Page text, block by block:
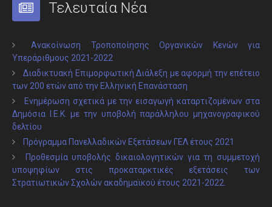
Τελευταία Νέα
Ανακοίνωση Τροποποίησης Οργανικών Κενών για
Υπεράριθμους 2021-2022
Διαδικτυακή Επιμορφωτική Διάλεξη με αφορμή την επέτειο
των 200 ετών από την Ελληνική Επανάσταση
Ενημέρωση σχετικά με την εισαγωγή καταρτιζομένων στα
Δημόσια Ι.Ε.Κ. με την υποβολή παράλληλου μηχανογραφικού
δελτίου
Πρόγραμμα Πανελλαδικών Εξετάσεων ΓΕΛ έτους 2021
Προθεσμία υποβολής δικαιολογητικών για τη συμμετοχή
υποψηφίων στις προκαταρκτικές εξετάσεις των
Στρατιωτικών Σχολών ακαδημαϊκού έτους 2021-2022.